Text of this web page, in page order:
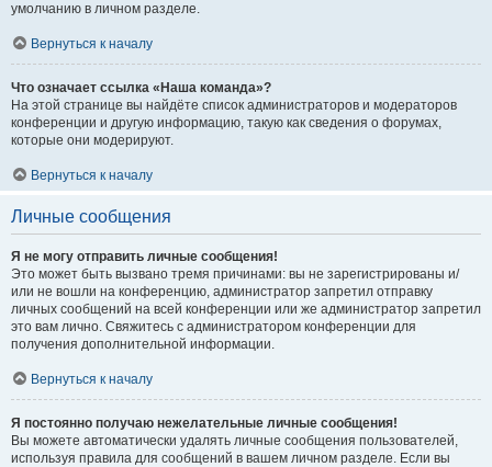
умолчанию в личном разделе.
Вернуться к началу
Что означает ссылка «Наша команда»?
На этой странице вы найдёте список администраторов и модераторов
конференции и другую информацию, такую как сведения о форумах,
которые они модерируют.
Вернуться к началу
Личные сообщения
Я не могу отправить личные сообщения!
Это может быть вызвано тремя причинами: вы не зарегистрированы и/
или не вошли на конференцию, администратор запретил отправку
личных сообщений на всей конференции или же администратор запретил
это вам лично. Свяжитесь с администратором конференции для
получения дополнительной информации.
Вернуться к началу
Я постоянно получаю нежелательные личные сообщения!
Вы можете автоматически удалять личные сообщения пользователей,
используя правила для сообщений в вашем личном разделе. Если вы